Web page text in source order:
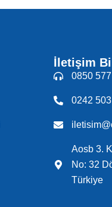
İletişim
0850
0242
Aosb 3.
No: 32
Türkiye